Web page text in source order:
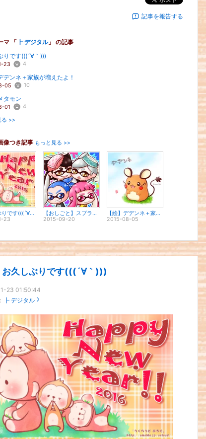
記事を報告する
マ 「 ┣ デジタル」 の記事
りです(((´∀｀)))
23 4
デンネ＋家族が増えたよ！
05 10
タモン
01 4
る >>
像つき記事 もっと見る >>
お久しぶりです(((´∀｀)))
23
【おしごと】スプラトゥーンアイコン
2015-09-20
【絵】デデンネ＋家族が増えたよ！
2015-08-05
お久しぶりです(((´∀｀)))
23 01:50:44
┣ デジタル